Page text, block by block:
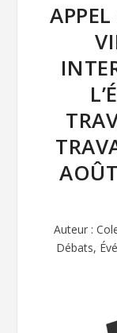
Auteur :
Débats,